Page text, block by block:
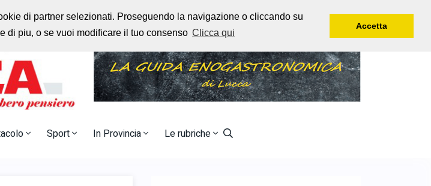
di partner selezionati. Proseguendo la navigazione o cliccando su
di piu, o se vuoi modificare il tuo consenso Clicca qui
Accetta
Radio Nostalgia Rtl 102,5
Venerdì, 7 Agosto, 2026
Sport In Provincia Le rubriche